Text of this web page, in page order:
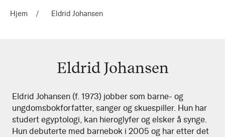
Hjem Eldrid Johansen
Eldrid Johansen
Eldrid
Johansen
Eldrid Johansen (f. 1973) jobber som barne- og
ungdomsbokforfatter, sanger og skuespiller. Hun har
studert egyptologi, kan hieroglyfer og elsker å synge.
Hun debuterte med barnebok i 2005 og har etter det